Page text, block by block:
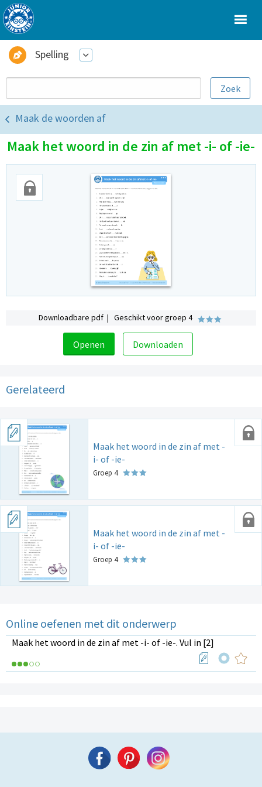
Spelling
Maak de woorden af
Maak het woord in de zin af met -i- of -ie-
Downloadbare pdf | Geschikt voor groep 4
Openen Downloaden
Gerelateerd
Maak het woord in de zin af met -
i- of -ie-
Groep 4
Maak het woord in de zin af met -
i- of -ie-
Groep 4
Online oefenen met dit onderwerp
Maak het woord in de zin af met -i- of -ie-. Vul in [2]